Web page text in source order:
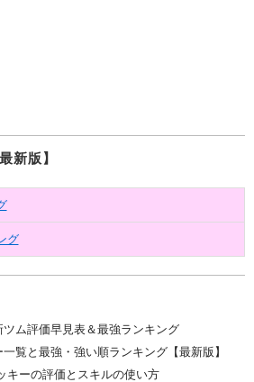
新版】
グ
ム評価早見表＆最強ランキング
覧と最強・強い順ランキング【最新版】
キーの評価とスキルの使い方